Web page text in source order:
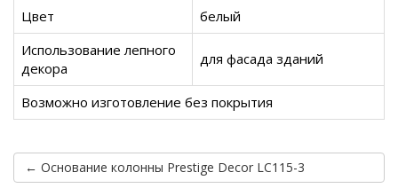
Цвет
белый
Использование лепного
декора
для фасада зданий
Возможно изготовление без покрытия
← Основание колонны Prestige Decor LC115-3